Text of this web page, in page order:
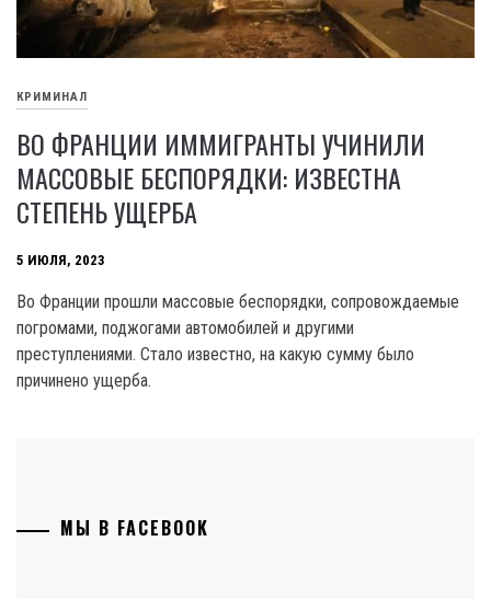
КРИМИНАЛ
ВО ФРАНЦИИ ИММИГРАНТЫ УЧИНИЛИ
МАССОВЫЕ БЕСПОРЯДКИ: ИЗВЕСТНА
СТЕПЕНЬ УЩЕРБА
5 ИЮЛЯ, 2023
Во Франции прошли массовые беспорядки, сопровождаемые
погромами, поджогами автомобилей и другими
преступлениями. Стало известно, на какую сумму было
причинено ущерба.
МЫ В FACEBOOK